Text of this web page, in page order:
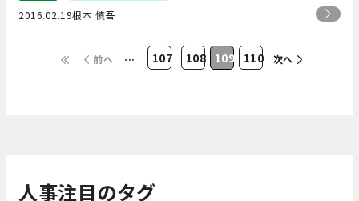
2016.02.19根本 慎吾
前へ ... 107 108 109 110 次へ
人事注目のタグ